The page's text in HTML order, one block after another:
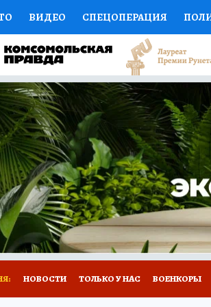
ВИДЕО СПЕЦОПЕРАЦИЯ
НАУКА СПОРТ
ЭКСПЕРТОВ ДОКТОР
ПОЛКА ПРОГНОЗЫ НА СПОРТ
ЦЕНТР НЕДВИЖИМОСТЬ
КП РЕКЛАМА ТЕСТЫ НОВОЕ
НОВОСТИ ТОЛЬКО У НАС ВОЕНКОРЫ